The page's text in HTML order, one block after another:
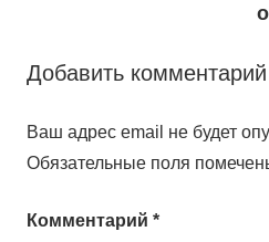
Добавить комментарий
Ваш адрес email не будет
Обязательные поля
Комментарий *